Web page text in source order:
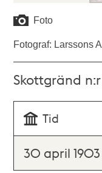
Foto
Fotograf: Larssons
Skottgränd
Tid
30 april 1903